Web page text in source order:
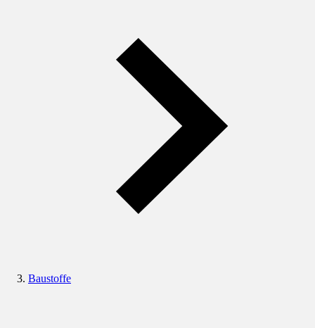
Baustoffe